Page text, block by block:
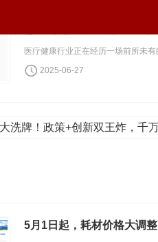
2025-06-27
5月1日起，耗材价格大调整